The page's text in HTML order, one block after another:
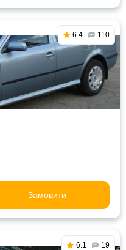
6.4 110
Замовити
6.1 19